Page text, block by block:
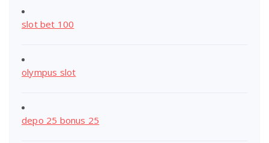
slot bet 100
olympus slot
depo 25 bonus 25